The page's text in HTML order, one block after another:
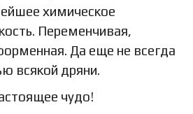
химическое
Переменчивая,
Да еще не всегда
всякой дряни.
чудо!